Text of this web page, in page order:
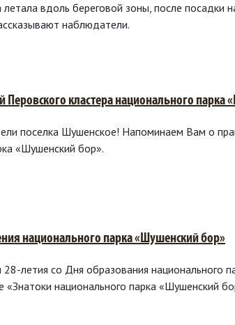
летала вдоль береговой зоны, после посадки
наблюдатели.
Перовского кластера национального парка
поселка Шушенское! Напоминаем Вам о
«Шушенский бор».
национального парка «Шушенский бор»
28-летия со Дня образования национального
«Знатоки национального парка «Шушенский